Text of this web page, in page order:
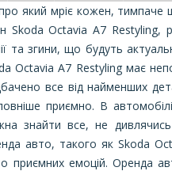
який мріє кожен,
Skoda Octavia A7 Restyling,
та згини, що будуть
Octavia A7 Restyling має
все від найменших
приємно. В
знайти все, не
авто, такого як Skoda
приємних емоцій. Оренда